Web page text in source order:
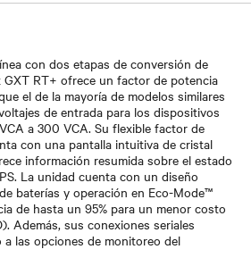
con dos etapas de conversión de
GXT RT+ ofrece un factor de potencia
el de la mayoría de modelos similares
de entrada para los dispositivos
a 300 VCA. Su flexible factor de
con una pantalla intuitiva de cristal
información resumida sobre el estado
La unidad cuenta con un diseño
baterías y operación en Eco-Mode™
de hasta un 95% para un menor costo
Además, sus conexiones seriales
las opciones de monitoreo del